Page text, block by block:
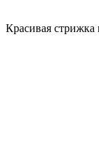
Красивая стрижка